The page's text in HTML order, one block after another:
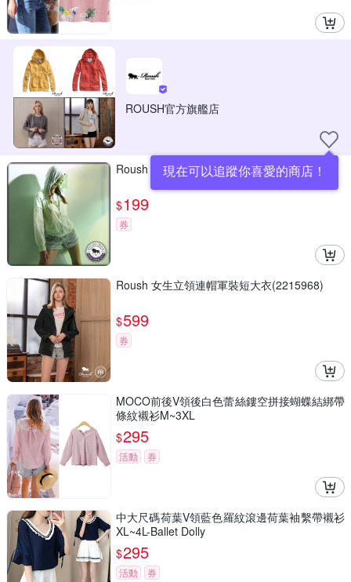
ROUSH官方旗艦店
現在可以追蹤你喜愛的商店！
Roush 女生短版防曬繽紛連帽外套(2215690)
$199
券
Roush 女生立領連帽軍裝短大衣(2215968)
$599
券
MOCO前後V領後白色蕾絲鏤空拼接蝴蝶結綁帶
條紋襯衫M~3XL
$295
活動 券
中大尺碼荷葉V領藍色羅紋滾邊荷葉袖繫帶襯衫
XL~4L-Ballet Dolly
$295
活動 券